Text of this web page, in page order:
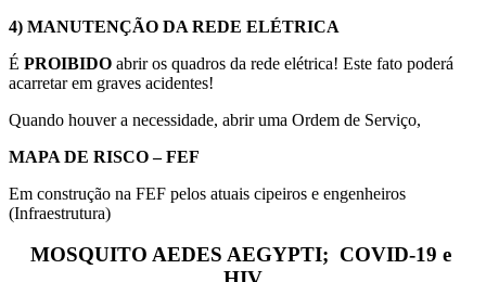
4) MANUTENÇÃO DA REDE ELÉTRICA
É PROIBIDO abrir os quadros da rede elétrica! Este fato poderá
acarretar em graves acidentes!
Quando houver a necessidade, abrir uma Ordem de Serviço,
MAPA DE RISCO – FEF
Em construção na FEF pelos atuais cipeiros e engenheiros
(Infraestrutura)
MOSQUITO AEDES AEGYPTI; COVID-19 e